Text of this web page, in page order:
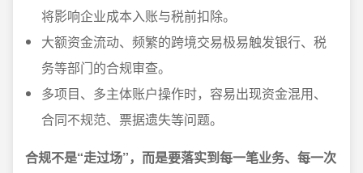
将影响企业成本入账与税前扣除。
大额资金流动、频繁的跨境交易极易触发银行、税
务等部门的合规审查。
多项目、多主体账户操作时，容易出现资金混用、
合同不规范、票据遗失等问题。
合规不是“走过场”，而是要落实到每一笔业务、每一次